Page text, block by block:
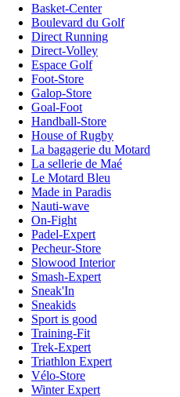
Basket-Center
Boulevard du Golf
Direct Running
Direct-Volley
Espace Golf
Foot-Store
Galop-Store
Goal-Foot
Handball-Store
House of Rugby
La bagagerie du Motard
La sellerie de Maé
Le Motard Bleu
Made in Paradis
Nauti-wave
On-Fight
Padel-Expert
Pecheur-Store
Slowood Interior
Smash-Expert
Sneak'In
Sneakids
Sport is good
Training-Fit
Trek-Expert
Triathlon Expert
Vélo-Store
Winter Expert